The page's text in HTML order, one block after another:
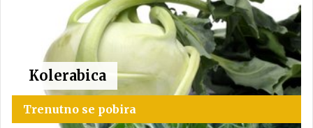
Kolerabica
Trenutno se pobira